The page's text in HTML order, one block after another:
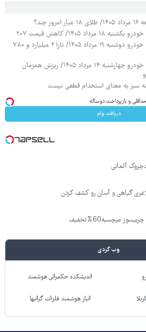
۱۴۰۵/ کاهش قیمت ۲۰۷
قیمت محصولات ایران خودرو دوشنبه ۱۹ مرداد ۱۴۰۵/ تارا ۲ میلیارد و ۷۸۰
قیمت محصولات ایران خودرو چهارشنبه ۱۴ مرداد ۱۴۰۵/ ریزش همزمان
سبز به معنای استخدام قطعی نیست
دریافت وام
آلمانی
گیاهی و آسان رو کشف کردن
میچسبه60%تخفیف
وب گردی
اندیشکده حکمرانی هوشمند
انبار هوشمند فلزات گرانبها